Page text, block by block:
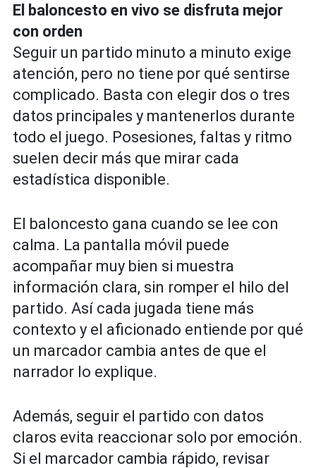
El baloncesto en vivo se disfruta mejor
con orden
Seguir un partido minuto a minuto exige
atención, pero no tiene por qué sentirse
complicado. Basta con elegir dos o tres
datos principales y mantenerlos durante
todo el juego. Posesiones, faltas y ritmo
suelen decir más que mirar cada
estadística disponible.
El baloncesto gana cuando se lee con
calma. La pantalla móvil puede
acompañar muy bien si muestra
información clara, sin romper el hilo del
partido. Así cada jugada tiene más
contexto y el aficionado entiende por qué
un marcador cambia antes de que el
narrador lo explique.
Además, seguir el partido con datos
claros evita reaccionar solo por emoción.
Si el marcador cambia rápido, revisar